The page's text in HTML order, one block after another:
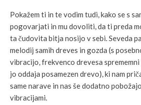
Pokažem ti in te vodim tudi, kako se s
pogovarjati in mu dovoliti, da ti preda
ta čudovita bitja nosijo v sebi. Seveda
melodij samih dreves in gozda (s
vibracijo, frekvenco drevesa
jo oddaja posamezen drevo), ki nam
same narave in nas še dodatno
vibracijami.